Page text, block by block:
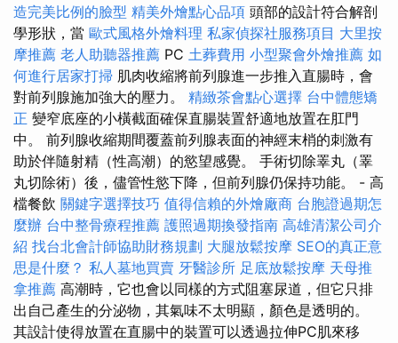
造完美比例的臉型 精美外燴點心品項 頭部的設計符合解剖
學形狀，當 歐式風格外燴料理 私家偵探社服務項目 大里按
摩推薦 老人助聽器推薦 PC 土葬費用 小型聚會外燴推薦 如
何進行居家打掃 肌肉收縮將前列腺進一步推入直腸時，會
對前列腺施加強大的壓力。 精緻茶會點心選擇 台中體態矯
正 變窄底座的小橫截面確保直腸裝置舒適地放置在肛門
中。 前列腺收縮期間覆蓋前列腺表面的神經末梢的刺激有
助於伴隨射精（性高潮）的慾望感覺。 手術切除睪丸（睪
丸切除術）後，儘管性慾下降，但前列腺仍保持功能。 - 高
檔餐飲 關鍵字選擇技巧 值得信賴的外燴廠商 台胞證過期怎
麼辦 台中整骨療程推薦 護照過期換發指南 高雄清潔公司介
紹 找台北會計師協助財務規劃 大腿放鬆按摩 SEO的真正意
思是什麼？ 私人墓地買賣 牙醫診所 足底放鬆按摩 天母推
拿推薦 高潮時，它也會以同樣的方式阻塞尿道，但它只排
出自己產生的分泌物，其氣味不太明顯，顏色是透明的。
其設計使得放置在直腸中的裝置可以透過拉伸PC肌來移